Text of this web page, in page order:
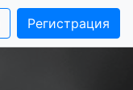
Регистрация